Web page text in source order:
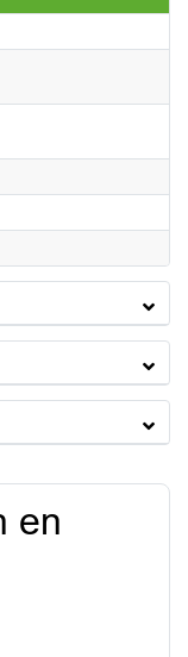
en